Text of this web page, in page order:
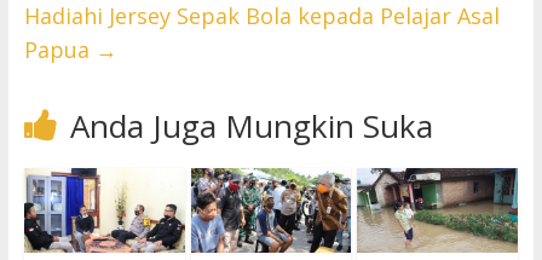
Hadiahi Jersey Sepak Bola kepada Pelajar Asal
Papua →
Anda Juga Mungkin Suka